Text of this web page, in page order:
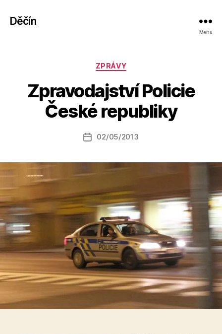
Děčín
Menu
Rubriky
ZPRÁVY
Zpravodajství Policie
České republiky
Autor
příspěvku
u
o
a
Datum
02/05/2013